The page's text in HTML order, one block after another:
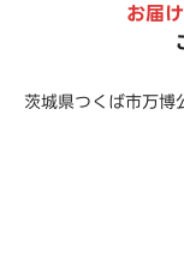
お届
茨城県つくば市万